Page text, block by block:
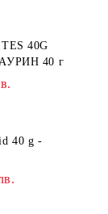
40G
40 г
40 g -